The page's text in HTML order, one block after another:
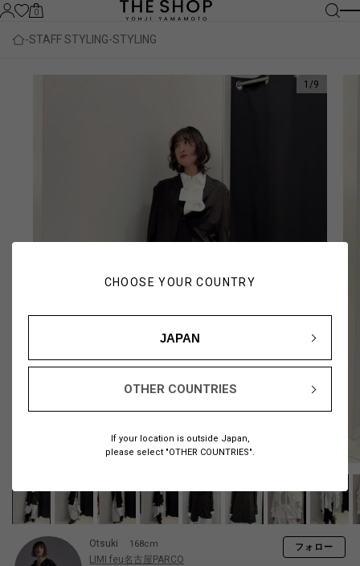
CHOOSE YOUR COUNTRY
JAPAN
OTHER COUNTRIES
If your location is outside Japan,
please select "OTHER COUNTRIES".
0
STAFF STYLING STYLING
1 /9
Otsuki 168cm
LIMI feu名古屋PARCO
フォロー